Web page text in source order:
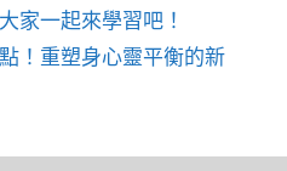
家一起來學習吧！
！重塑身心靈平衡的新